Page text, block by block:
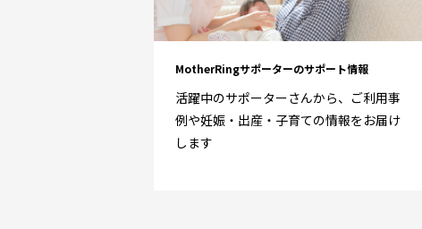
MotherRingサポーターのサポート情報
活躍中のサポーターさんから、ご利用事
例や妊娠・出産・子育ての情報をお届け
します